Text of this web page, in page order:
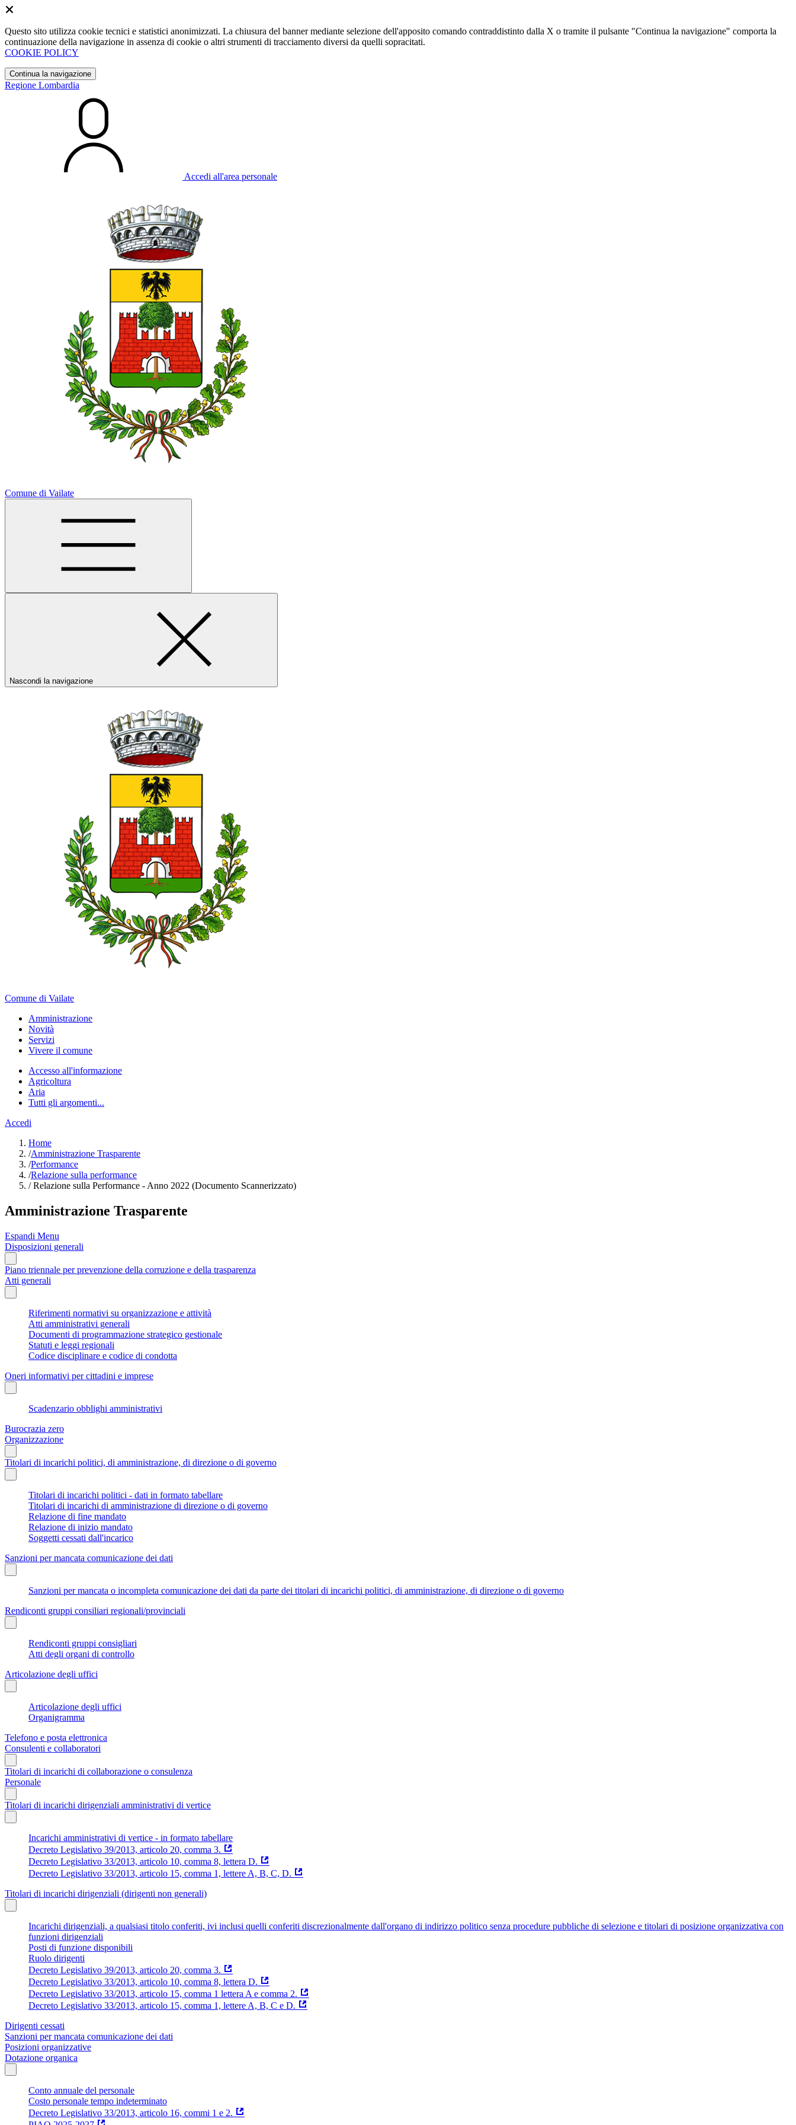
Questo sito utilizza cookie tecnici e statistici anonimizzati. La chiusura del banner mediante selezione dell'apposito comando contraddistinto dalla X o tramite il pulsante "Continua la navigazione" comporta la
continuazione della navigazione in assenza di cookie o altri strumenti di tracciamento diversi da quelli sopracitati.
COOKIE POLICY
Continua la navigazione
Regione Lombardia
Accedi all'area personale
Comune di Vailate
Nascondi la navigazione
Comune di Vailate
Amministrazione
Novità
Servizi
Vivere il comune
Accesso all'informazione
Agricoltura
Aria
Tutti gli argomenti...
Accedi
Home
/Amministrazione Trasparente
/Performance
/Relazione sulla performance
/Relazione sulla Performance - Anno 2022 (Documento Scannerizzato)
Amministrazione Trasparente
Espandi Menu
Disposizioni generali
Piano triennale per prevenzione della corruzione e della trasparenza
Atti generali
Riferimenti normativi su organizzazione e attività
Atti amministrativi generali
Documenti di programmazione strategico gestionale
Statuti e leggi regionali
Codice disciplinare e codice di condotta
Oneri informativi per cittadini e imprese
Scadenzario obblighi amministrativi
Burocrazia zero
Organizzazione
Titolari di incarichi politici, di amministrazione, di direzione o di governo
Titolari di incarichi politici - dati in formato tabellare
Titolari di incarichi di amministrazione di direzione o di governo
Relazione di fine mandato
Relazione di inizio mandato
Soggetti cessati dall'incarico
Sanzioni per mancata comunicazione dei dati
Sanzioni per mancata o incompleta comunicazione dei dati da parte dei titolari di incarichi politici, di amministrazione, di direzione o di governo
Rendiconti gruppi consiliari regionali/provinciali
Rendiconti gruppi consigliari
Atti degli organi di controllo
Articolazione degli uffici
Articolazione degli uffici
Organigramma
Telefono e posta elettronica
Consulenti e collaboratori
Titolari di incarichi di collaborazione o consulenza
Personale
Titolari di incarichi dirigenziali amministrativi di vertice
Incarichi amministrativi di vertice - in formato tabellare
Decreto Legislativo 39/2013, articolo 20, comma 3.
Decreto Legislativo 33/2013, articolo 10, comma 8, lettera D.
Decreto Legislativo 33/2013, articolo 15, comma 1, lettere A, B, C, D.
Titolari di incarichi dirigenziali (dirigenti non generali)
Incarichi dirigenziali, a qualsiasi titolo conferiti, ivi inclusi quelli conferiti discrezionalmente dall'organo di indirizzo politico senza procedure pubbliche di selezione e titolari di posizione organizzativa con
funzioni dirigenziali
Posti di funzione disponibili
Ruolo dirigenti
Decreto Legislativo 39/2013, articolo 20, comma 3.
Decreto Legislativo 33/2013, articolo 10, comma 8, lettera D.
Decreto Legislativo 33/2013, articolo 15, comma 1 lettera A e comma 2.
Decreto Legislativo 33/2013, articolo 15, comma 1, lettere A, B, C e D.
Dirigenti cessati
Sanzioni per mancata comunicazione dei dati
Posizioni organizzative
Dotazione organica
Conto annuale del personale
Costo personale tempo indeterminato
Decreto Legislativo 33/2013, articolo 16, commi 1 e 2.